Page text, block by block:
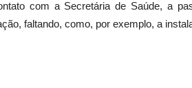
com a Secretária de Saúde, a
faltando, como, por exemplo, a